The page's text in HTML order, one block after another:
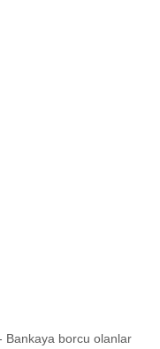
Bankaya borcu olanlar